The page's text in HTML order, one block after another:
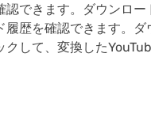
できます。ダウンロ
歴を確認できます。
して、変換した